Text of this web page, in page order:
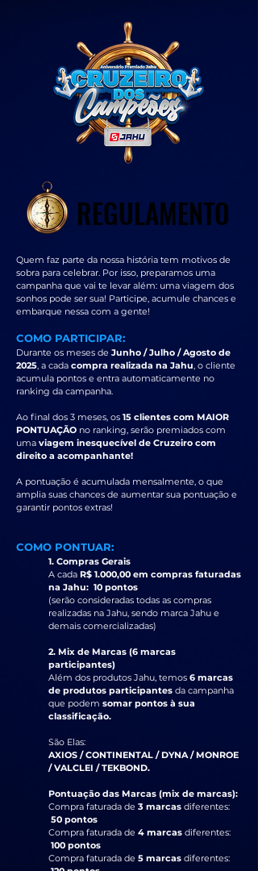
REGULAMENTO
REGULAMENTO
Quem faz parte da nossa história tem motivos de
sobra para celebrar. Por isso, preparamos uma
campanha que vai te levar além: uma viagem dos
sonhos pode ser sua! Participe, acumule chances e
embarque nessa com a gente!
COMO PARTICIPAR:
Durante os meses de Junho / Julho / Agosto de
2025, a cada compra realizada na Jahu, o cliente
acumula pontos e entra automaticamente no
ranking da campanha.
Ao final dos 3 meses, os 15 clientes com MAIOR
PONTUAÇÃO no ranking, serão premiados com
uma viagem inesquecível de Cruzeiro com
direito a acompanhante!
A pontuação é acumulada mensalmente, o que
amplia suas chances de aumentar sua pontuação e
garantir pontos extras!
COMO PONTUAR:
1. Compras Gerais
A cada R$ 1.000,00 em compras faturadas
na Jahu: 10 pontos
(serão consideradas todas as compras
realizadas na Jahu, sendo marca Jahu e
demais comercializadas)
2. Mix de Marcas (6 marcas
participantes)
Além dos produtos Jahu, temos 6 marcas
de produtos participantes da campanha
que podem somar pontos à sua
classificação.
São Elas:
AXIOS / CONTINENTAL / DYNA / MONROE
/ VALCLEI / TEKBOND.
Pontuação das Marcas (mix de marcas):
Compra faturada de 3 marcas diferentes:
50 pontos
Compra faturada de 4 marcas diferentes:
100 pontos
Compra faturada de 5 marcas diferentes: